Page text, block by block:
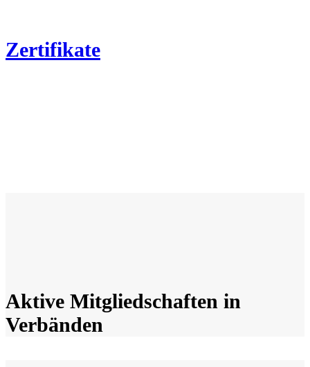
Zertifikate
Aktive Mitgliedschaften in
Verbänden